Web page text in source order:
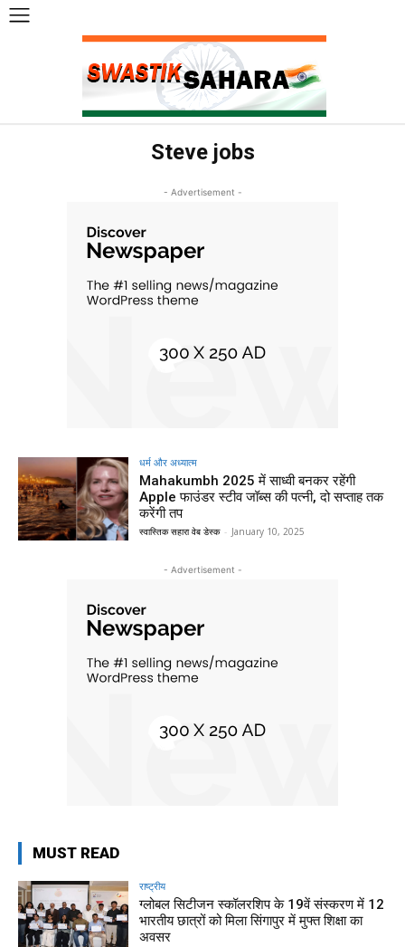
Steve jobs
- Advertisement -
धर्म और अध्यात्म
Mahakumbh 2025 में साध्वी बनकर रहेंगी
Apple फाउंडर स्टीव जॉब्स की पत्नी, दो सप्ताह तक
करेंगी तप
स्वास्तिक सहारा वेब डेस्क - January 10, 2025
- Advertisement -
MUST READ
राष्ट्रीय
ग्लोबल सिटीजन स्कॉलरशिप के 19वें संस्करण में 12
भारतीय छात्रों को मिला सिंगापुर में मुफ्त शिक्षा का
अवसर